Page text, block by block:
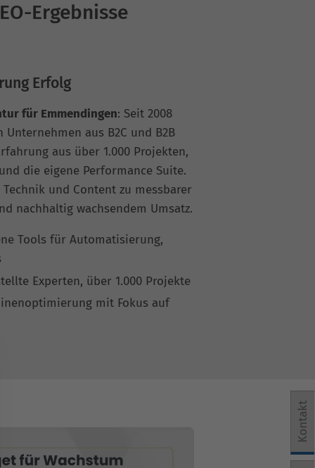
Ergebnisse
Erfolg
für Emmendingen: Seit 2008
aus B2C und B2B
aus über 1.000 Projekten,
die eigene Performance Suite.
und Content zu messbarer
nachhaltig wachsendem Umsatz.
Tools für Automatisierung,
Experten, über 1.000 Projekte
mit Fokus auf
Kontakt